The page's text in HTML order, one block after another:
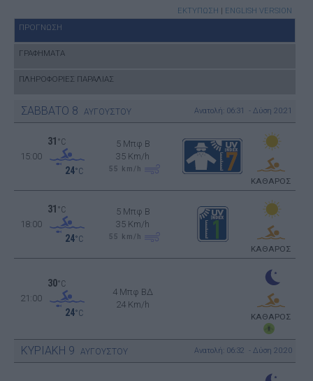
ΕΚΤΥΠΩΣΗ | ENGLISH VERSION
ΠΡΟΓΝΩΣΗ
ΓΡΑΦΗΜΑΤΑ
ΠΛΗΡΟΦΟΡΙΕΣ ΠΑΡΑΛΙΑΣ
ΣΑΒΒΑΤΟ 8 ΑΥΓΟΥΣΤΟΥ Ανατολή: 06:31 - Δύση 20:21
15:00
31 °C
24°C
5 Μπφ B
35 Km/h
55 km/h
ΚΑΘΑΡΟΣ
18:00
31 °C
24°C
5 Μπφ B
35 Km/h
55 km/h
ΚΑΘΑΡΟΣ
21:00
30°C
24°C
4 Μπφ ΒΔ
24 Km/h
ΚΑΘΑΡΟΣ
ΚΥΡΙΑΚΗ 9 ΑΥΓΟΥΣΤΟΥ Ανατολή: 06:32 - Δύση 20:20